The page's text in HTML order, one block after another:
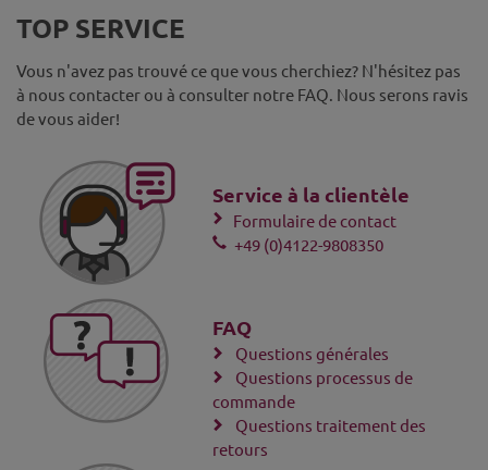
TOP SERVICE
Vous n'avez pas trouvé ce que vous cherchiez? N'hésitez pas
à nous contacter ou à consulter notre FAQ. Nous serons ravis
de vous aider!
Service à la clientèle
Formulaire de contact
+49 (0)4122-9808350
FAQ
Questions générales
Questions processus de
commande
Questions traitement des
retours